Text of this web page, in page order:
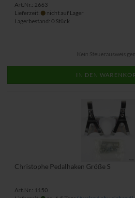
Art.Nr.: 2663
Lieferzeit:
nicht auf Lager
Lagerbestand: 0 Stück
Kein Steuerausweis
IN DEN
Christophe Pedalhaken Größe S
Art.Nr.: 1150